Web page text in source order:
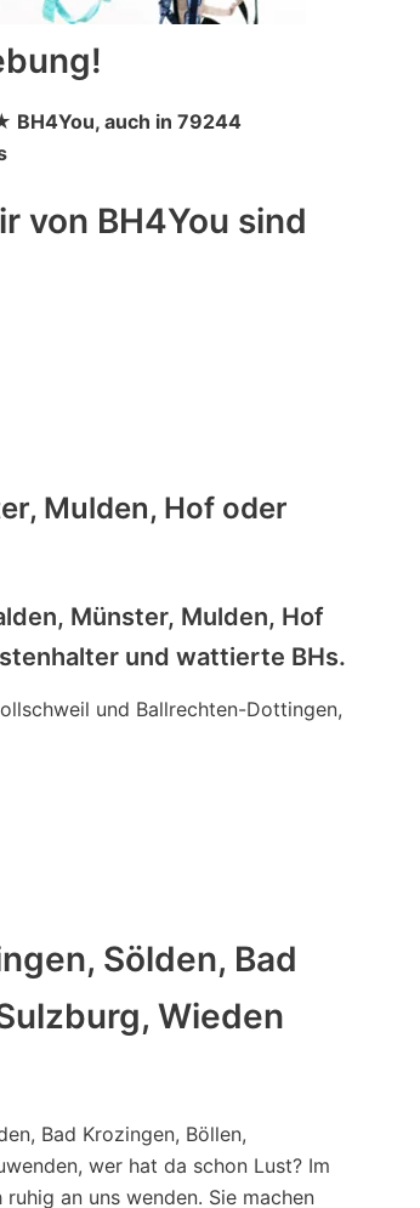
auch in 79244
von BH4You sind
Mulden, Hof oder
Münster, Mulden, Hof
und wattierte BHs.
und Ballrechten-Dottingen,
Sölden, Bad
Wieden
Bad Krozingen, Böllen,
wer hat da schon Lust? Im
an uns wenden. Sie machen